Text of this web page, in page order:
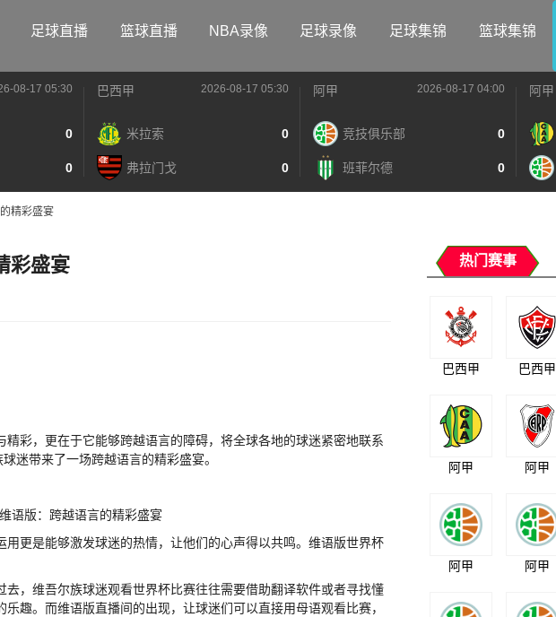
足球直播 篮球直播 NBA录像 足球录像 足球集锦 篮球集锦
08-17 05:30
0
0
巴西甲 2026-08-17 05:30
米拉索 0
弗拉门戈 0
阿甲 2026-08-17 04:00
竞技俱乐部 0
班菲尔德 0
阿甲
精彩盛宴
彩盛宴
彩，更在于它能够跨越语言的障碍，将全球各地的球迷紧密地联系
迷带来了一场跨越语言的精彩盛宴。
更是能够激发球迷的热情，让他们的心声得以共鸣。维语版世界杯
，维吾尔族球迷观看世界杯比赛往往需要借助翻译软件或者寻找懂
趣。而维语版直播间的出现，让球迷们可以直接用母语观看比赛，
热门赛事
巴西甲 巴西甲
阿甲 阿甲
阿甲 阿甲